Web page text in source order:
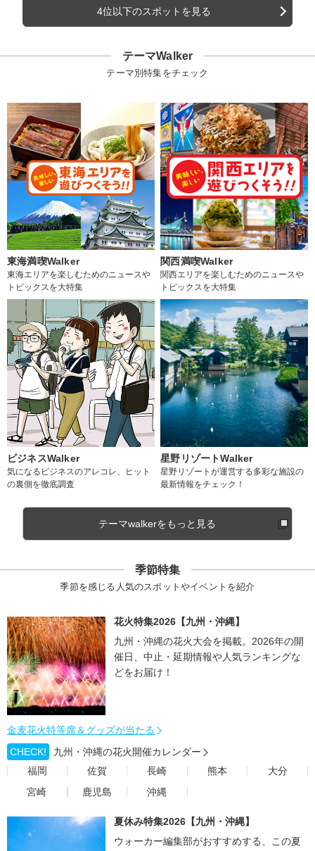
4位以下のスポットを見る
テーマWalker
テーマ別特集をチェック
東海満喫Walker
東海エリアを楽しむためのニュースや
トピックスを大特集
関西満喫Walker
関西エリアを楽しむためのニュースや
トピックスを大特集
ビジネスWalker
気になるビジネスのアレコレ、ヒット
の裏側を徹底調査
星野リゾートWalker
星野リゾートが運営する多彩な施設の
最新情報をチェック！
テーマwalkerをもっと見る
季節特集
季節を感じる人気のスポットやイベントを紹介
花火特集2026【九州・沖縄】
九州・沖縄の花火大会を掲載。2026年の開
催日、中止・延期情報や人気ランキングな
どをお届け！
金麦花火特等席＆グッズが当たる
CHECK!
九州・沖縄の花火開催カレンダー
福岡
佐賀 長崎 熊本
大分
宮崎
鹿児島 沖縄
夏休み特集2026【九州・沖縄】
ウォーカー編集部がおすすめする、この夏